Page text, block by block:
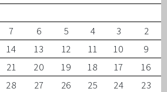
3
5
6
7
8
10
11
12
13
14
15
17
18
19
20
21
22
24
25
26
27
28
29